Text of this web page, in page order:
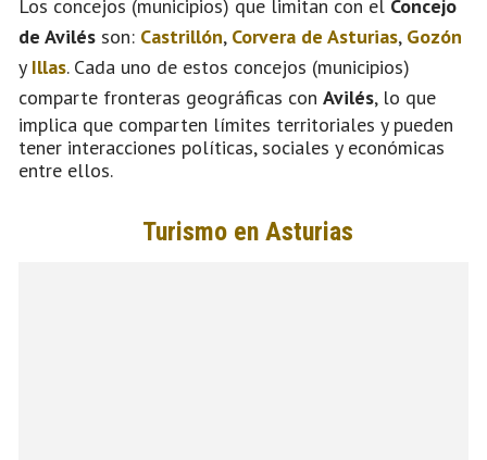
Los concejos (municipios) que limitan con el Concejo
de Avilés son: Castrillón, Corvera de Asturias, Gozón
y Illas. Cada uno de estos concejos (municipios)
comparte fronteras geográficas con Avilés, lo que
implica que comparten límites territoriales y pueden
tener interacciones políticas, sociales y económicas
entre ellos.